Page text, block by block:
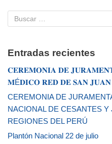
Entradas recientes
𝐂𝐄𝐑𝐄𝐌𝐎𝐍𝐈𝐀 𝐃𝐄
𝐌É𝐃𝐈𝐂𝐎 𝐑𝐄𝐃 𝐃𝐄 𝐒𝐀𝐍
CEREMONIA DE
NACIONAL DE CESANTES
REGIONES DEL PERÚ
Plantón Nacional 22 de julio